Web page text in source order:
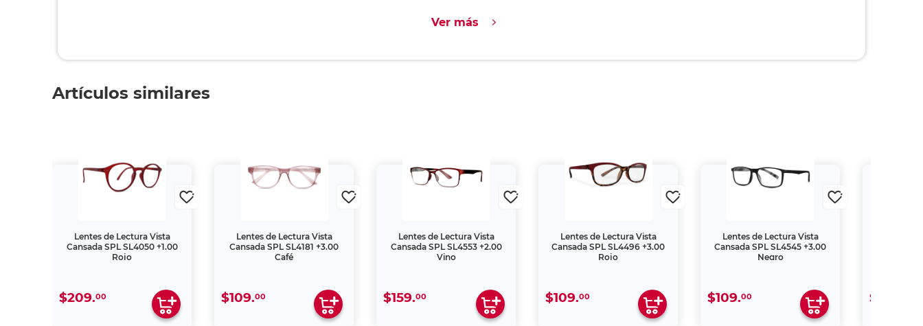
Ver más
Artículos similares
Lentes de Lectura Vista
Cansada SPL SL4050 +1.00
Rojo
$209.00
Lentes de Lectura Vista
Cansada SPL SL4181 +3.00
Café
$109.00
Lentes de Lectura Vista
Cansada SPL SL4553 +2.00
Vino
$159.00
Lentes de Lectura Vista
Cansada SPL SL4496 +3.00
Rojo
$109.00
Lentes de Lectura Vista
Cansada SPL SL4545 +3.00
Negro
$109.00 $209.